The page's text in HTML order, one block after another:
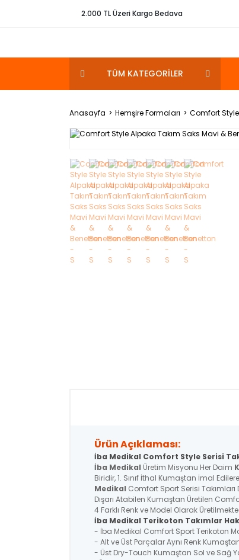
2.000 TL Üzeri Kargo Bedava
TÜM KATEGORİLER
Anasayfa Hemşire Formaları
Comfort
Ürün Açıklaması:
İba Medikal Comfort Style Serisi
İba Medikal Üretim Misyonu Her Daim
Biridir, 1. Sınıf İthal Kumaştan İmal
Medikal Comfort Sport Serisi Takımları
Dışarı Atabilen Kumaştan Üretilen
4 Farklı Renk ve Model Olarak
İba Medikal Terikoton Takımlar
- İba Medikal Comfort Sport Terikoton
- Alt ve Üst Parçalar Aynı Renk
- Üst Dry-Touch Kumaştan Sol ve Sağ